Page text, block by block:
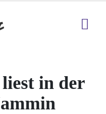
in der